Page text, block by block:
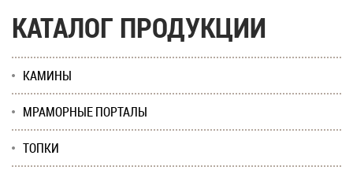
КАТАЛОГ ПРОДУКЦИИ
КАМИНЫ
МРАМОРНЫЕ ПОРТАЛЫ
ТОПКИ